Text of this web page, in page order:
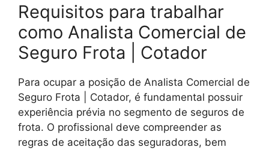
Requisitos para trabalhar
como Analista Comercial de
Seguro Frota | Cotador
Para ocupar a posição de Analista Comercial de
Seguro Frota | Cotador, é fundamental possuir
experiência prévia no segmento de seguros de
frota. O profissional deve compreender as
regras de aceitação das seguradoras, bem